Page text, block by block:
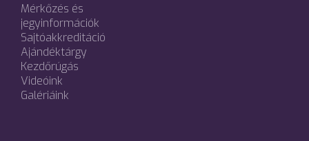
Mérkőzés és
jegyinformációk
Sajtóakkreditáció
Ajándéktárgy
Kezdőrúgás
Videóink
Galériáink